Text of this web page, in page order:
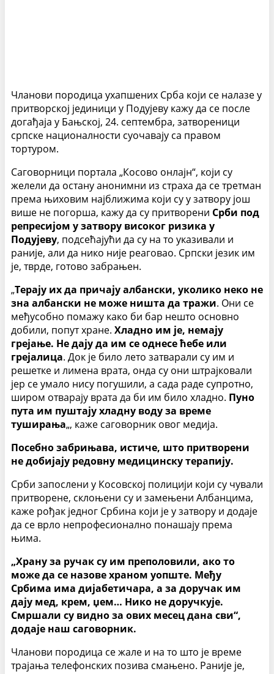
Чланови породица ухапшених Срба који се налазе у
притворској јединици у Подујеву кажу да се после
догађаја у Бањској, 24. септембра, затвореници
српске националности суочавају са правом
тортуром.
Саговорници портала „Косово онлајн“, који су
желели да остану анонимни из страха да се третман
према њиховим најближима који су у затвору још
више не погорша, кажу да су притворени Срби под
репресијом у затвору високог ризика у
Подујеву, подсећајући да су на то указивали и
раније, али да нико није реаговао. Српски језик им
је, тврде, готово забрањен.
„Терају их да причају албански, уколико неко не
зна албански не може ништа да тражи. Они се
међусобно помажу како би бар нешто основно
добили, попут хране. Хладно им је, немају
грејање. Не дају да им се однесе ћебе или
грејалица. Док је било лето затварали су им и
решетке и лимена врата, онда су они штрајковали
јер се умало нису погушили, а сада раде супротно,
широм отварају врата да би им било хладно. Пуно
пута им пуштају хладну воду за време
туширања„, каже саговорник овог медија.
Посебно забрињава, истиче, што притворени
не добијају редовну медицинску терапију.
Срби запослени у Косовској полицији који су чували
притворене, склоњени су и замењени Албанцима,
каже рођак једног Србина који је у затвору и додаје
да се врло непрофесионално понашају према
њима.
„Храну за ручак су им преполовили, ако то
може да се назове храном уопште. Међу
Србима има дијабетичара, а за доручак им
дају мед, крем, џем… Нико не доручкује.
Смршали су видно за ових месец дана сви“,
додаје наш саговорник.
Чланови породица се жале и на то што је време
трајања телефонских позива смањено. Раније је,